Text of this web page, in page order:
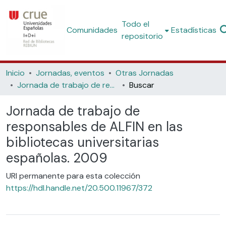
Comunidades
Todo el
repositorio
Estadísticas
Inicio Jornadas, eventos
Otras Jornadas
Jornada de trabajo de responsables de ALFIN en las bibliotecas universitarias españolas. 2009
Buscar
Jornada de trabajo de
responsables de ALFIN en las
bibliotecas universitarias
españolas. 2009
URI permanente para esta colección
https://hdl.handle.net/20.500.11967/372